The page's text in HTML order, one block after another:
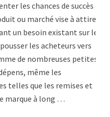
les chances de succès à
ou marché vise à attirer
un besoin existant sur le
les acheteurs vers
de nombreuses petites
même les
telles que les remises et
marque à long …